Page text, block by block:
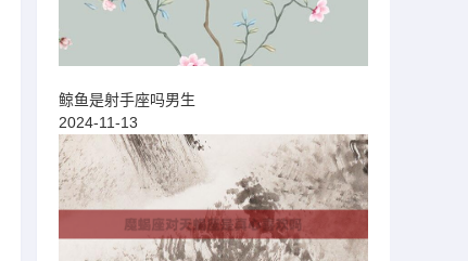
鲸鱼是射手座吗男生
2024-11-13